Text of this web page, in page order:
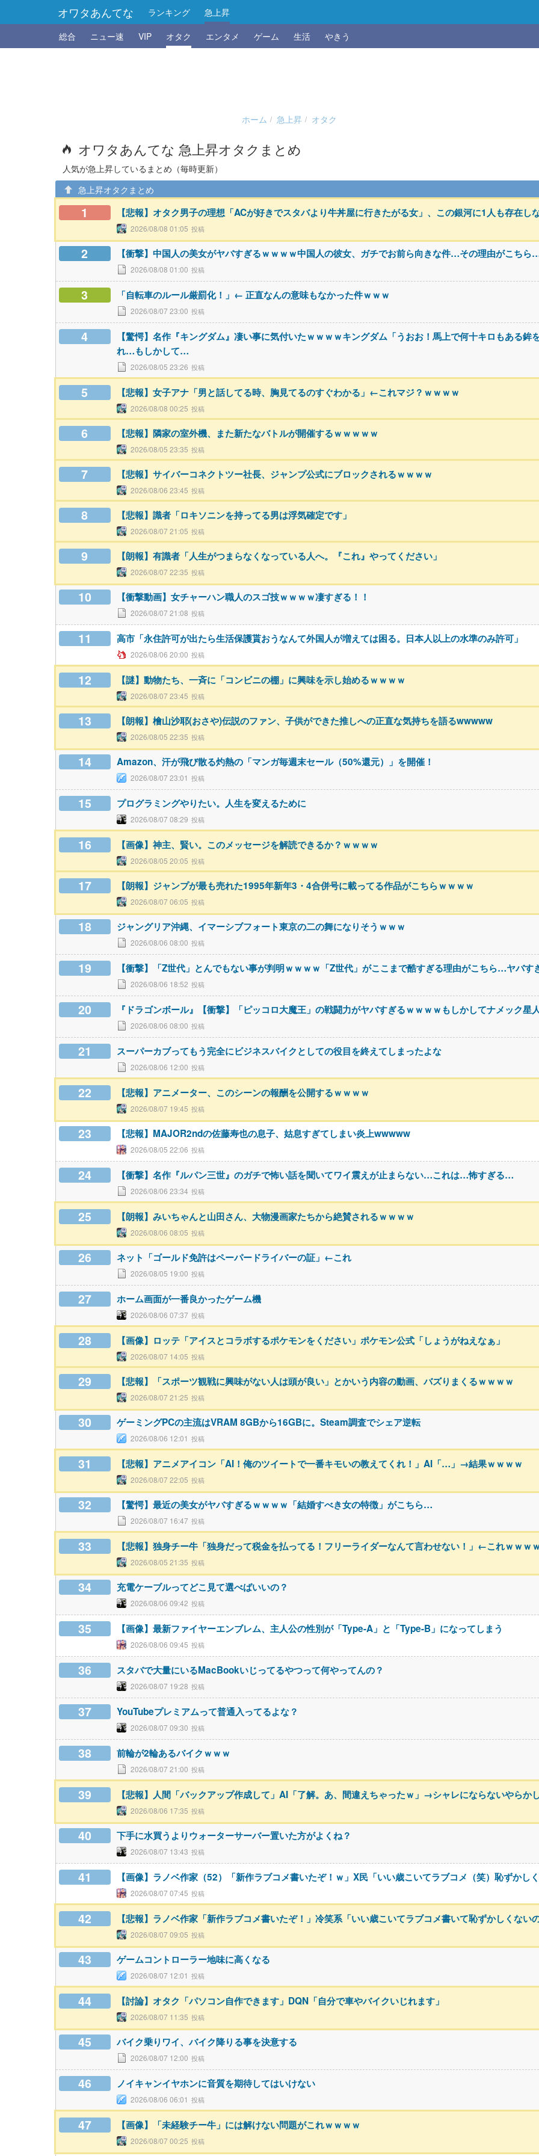
オワタあんてな ランキング
急上昇
総合
ニュー速 VIP オタク エンタメ ゲーム 生活 やきう
ホーム 急上昇 オタク
オワタあんてな 急上昇オタクまとめ
人気が急上昇しているまとめ（毎時更新）
急上昇オタクまとめ
1 【悲報】オタク男子の理想「ACが好きでスタバより牛丼屋に行きたがる女」、この銀河に1人も存在し
2026/08/08 01:05
2 【衝撃】中国人の美女がヤバすぎるｗｗｗｗ中国人の彼女、ガチでお前ら向きな件…その理由がこちら
2026/08/08 01:00
3 「自転車のルール厳罰化！」← 正直なんの意味もなかった件ｗｗｗ
2026/08/07 23:00
4
【驚愕】名作『キングダム』凄い事に気付いたｗｗｗｗキングダム「うおお！馬上で何十キロもある
れ…もしかして…
2026/08/05 23:26
5 【悲報】女子アナ「男と話してる時、胸見てるのすぐわかる」←これマジ？ｗｗｗｗ
2026/08/08 00:25
6 【悲報】隣家の室外機、また新たなバトルが開催するｗｗｗｗｗ
2026/08/05 23:35
7 【悲報】サイバーコネクトツー社長、ジャンプ公式にブロックされるｗｗｗｗ
2026/08/06 23:45
8 【悲報】識者「ロキソニンを持ってる男は浮気確定です」
2026/08/07 21:05
9 【朗報】有識者「人生がつまらなくなっている人へ。『これ』やってください」
2026/08/07 22:35
10 【衝撃動画】女チャーハン職人のスゴ技ｗｗｗｗ凄すぎる！！
2026/08/07 21:08
11 高市「永住許可が出たら生活保護貰おうなんて外国人が増えては困る。日本人以上の水準のみ許可」
2026/08/06 20:00
12 【謎】動物たち、一斉に「コンビニの棚」に興味を示し始めるｗｗｗｗ
2026/08/07 23:45
13 【朗報】檜山沙耶(おさや)伝説のファン、子供ができた推しへの正直な気持ちを語るwwwww
2026/08/05 22:35
14 Amazon、汗が飛び散る灼熱の「マンガ毎週末セール（50%還元）」を開催！
2026/08/07 23:01
15 プログラミングやりたい。人生を変えるために
2026/08/07 08:29
16 【画像】神主、賢い。このメッセージを解読できるか？ｗｗｗｗ
2026/08/05 20:05
17 【朗報】ジャンプが最も売れた1995年新年3・4合併号に載ってる作品がこちらｗｗｗｗ
2026/08/07 06:05
18 ジャングリア沖縄、イマーシブフォート東京の二の舞になりそうｗｗｗ
2026/08/06 08:00
19 【衝撃】「Z世代」とんでもない事が判明ｗｗｗｗ「Z世代」がここまで酷すぎる理由がこちら…ヤバ
2026/08/06 18:52
20 『ドラゴンボール』【衝撃】「ピッコロ大魔王」の戦闘力がヤバすぎるｗｗｗｗもしかしてナメック星
2026/08/06 08:00
21 スーパーカブってもう完全にビジネスバイクとしての役目を終えてしまったよな
2026/08/06 12:00
22 【悲報】アニメーター、このシーンの報酬を公開するｗｗｗｗ
2026/08/07 19:45
23 【悲報】MAJOR2ndの佐藤寿也の息子、姑息すぎてしまい炎上wwwww
2026/08/05 22:06
24 【衝撃】名作『ルパン三世』のガチで怖い話を聞いてワイ震えが止まらない…これは…怖すぎる…
2026/08/06 23:34
25 【朗報】みいちゃんと山田さん、大物漫画家たちから絶賛されるｗｗｗｗ
2026/08/06 08:05
26 ネット「ゴールド免許はペーパードライバーの証」←これ
2026/08/05 19:00
27 ホーム画面が一番良かったゲーム機
2026/08/06 07:37
28 【画像】ロッテ「アイスとコラボするポケモンをください」ポケモン公式「しょうがねえなぁ」
2026/08/07 14:05
29 【悲報】「スポーツ観戦に興味がない人は頭が良い」とかいう内容の動画、バズりまくるｗｗｗｗ
2026/08/07 21:25
30 ゲーミングPCの主流はVRAM 8GBから16GBに。Steam調査でシェア逆転
2026/08/06 12:01
31 【悲報】アニメアイコン「AI！俺のツイートで一番キモいの教えてくれ！」AI「…」→結果ｗｗｗｗ
2026/08/07 22:05
32 【驚愕】最近の美女がヤバすぎるｗｗｗｗ「結婚すべき女の特徴」がこちら…
2026/08/07 16:47
33 【悲報】独身チー牛「独身だって税金を払ってる！フリーライダーなんて言わせない！」←これｗｗｗ
2026/08/05 21:35
34 充電ケーブルってどこ見て選べばいいの？
2026/08/06 09:42
35 【画像】最新ファイヤーエンブレム、主人公の性別が「Type-A」と「Type-B」になってしまう
2026/08/06 09:45
36 スタバで大量にいるMacBookいじってるやつって何やってんの？
2026/08/07 19:28
37 YouTubeプレミアムって普通入ってるよな？
2026/08/07 09:30
38 前輪が2輪あるバイクｗｗｗ
2026/08/07 21:00
39 【悲報】人間「バックアップ作成して」AI「了解。あ、間違えちゃったｗ」→シャレにならないやらか
2026/08/06 17:35
40 下手に水買うよりウォーターサーバー置いた方がよくね？
2026/08/07 13:43
41 【画像】ラノベ作家（52）「新作ラブコメ書いたぞ！ｗ」X民「いい歳こいてラブコメ（笑）恥ずか
2026/08/07 07:45
42 【悲報】ラノベ作家「新作ラブコメ書いたぞ！」冷笑系「いい歳こいてラブコメ書いて恥ずかしくない
2026/08/07 09:05
43 ゲームコントローラー地味に高くなる
2026/08/07 12:01
44 【討論】オタク「パソコン自作できます」DQN「自分で車やバイクいじれます」
2026/08/07 11:35
45 バイク乗りワイ、バイク降りる事を決意する
2026/08/07 12:00
46 ノイキャンイヤホンに音質を期待してはいけない
2026/08/06 06:01
47 【画像】「未経験チー牛」には解けない問題がこれｗｗｗｗ
2026/08/07 00:25